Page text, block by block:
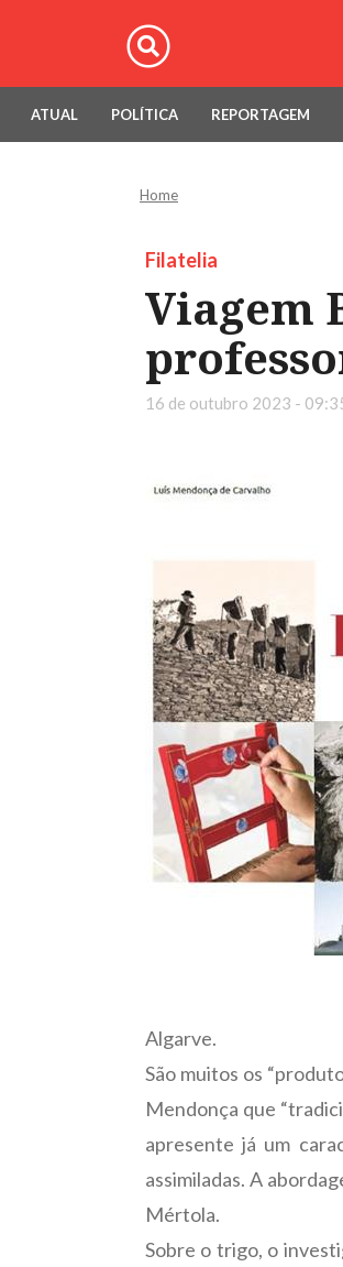
ATUAL POLÍTICA REPORTAGEM
Home
Filatelia
Viagem
16 de outubro 2023 -
Algarve.
São muitos os
Mendonça que
apresente já um
assimiladas. A
Mértola.
Sobre o trigo, o